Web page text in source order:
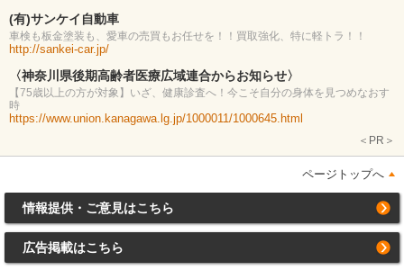
(有)サンケイ自動車
車検も板金塗装も、愛車の売買もお任せを！！買取強化、特に軽トラ！！
http://sankei-car.jp/
〈神奈川県後期高齢者医療広域連合からお知らせ〉
【75歳以上の方が対象】いざ、健康診査へ！今こそ自分の身体を見つめなおす
時
https://www.union.kanagawa.lg.jp/1000011/1000645.html
＜PR＞
ページトップへ
情報提供・ご意見はこちら
広告掲載はこちら